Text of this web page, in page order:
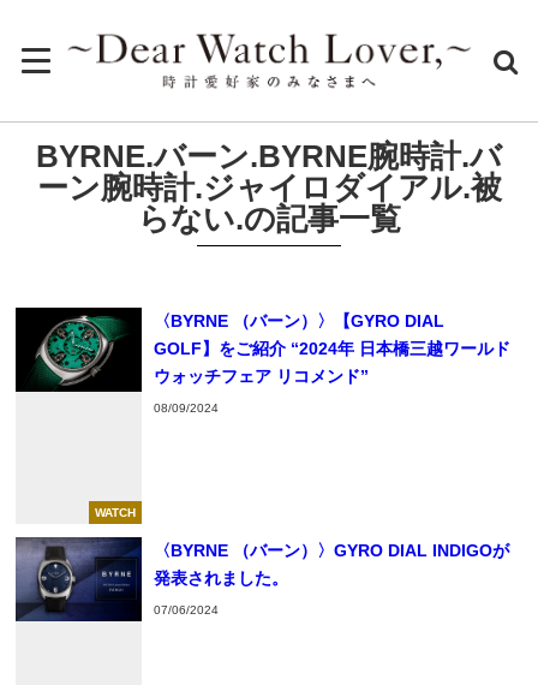
BYRNE.バーン.BYRNE腕時計.バ
ーン腕時計.ジャイロダイアル.被
らない.の記事一覧
WATCH
〈BYRNE （バーン）〉【GYRO DIAL
GOLF】をご紹介 “2024年 日本橋三越ワールド
ウォッチフェア リコメンド”
08/09/2024
〈BYRNE （バーン）〉GYRO DIAL INDIGOが
発表されました。
07/06/2024